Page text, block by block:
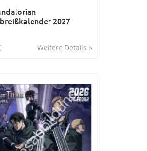
2027
Weitere Details »